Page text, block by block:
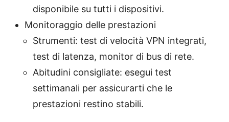
disponibile su tutti i dispositivi.
Monitoraggio delle prestazioni
Strumenti: test di velocità VPN integrati,
test di latenza, monitor di bus di rete.
Abitudini consigliate: esegui test
settimanali per assicurarti che le
prestazioni restino stabili.